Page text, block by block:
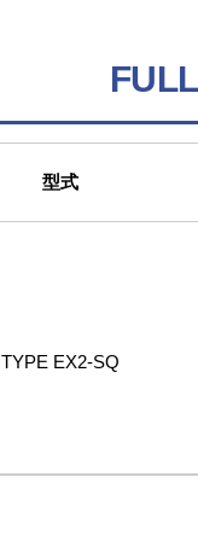
型式
TYPE EX2-SQ